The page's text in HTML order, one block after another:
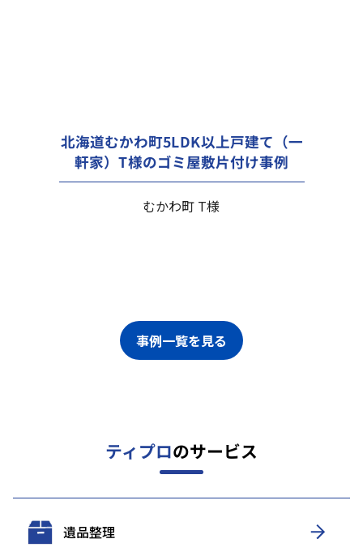
北海道むかわ町5LDK以上戸建て（一
軒家）T様のゴミ屋敷片付け事例
むかわ町 T様
事例一覧を見る
ティプロのサービス
遺品整理